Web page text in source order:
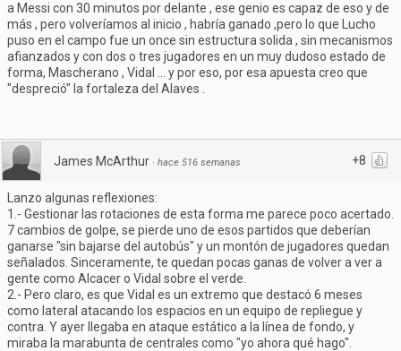
a Messi con 30 minutos por delante , ese genio es capaz de eso y de
más , pero volveríamos al inicio , habría ganado ,pero lo que Lucho
puso en el campo fue un once sin estructura solida , sin mecanismos
afianzados y con dos o tres jugadores en un muy dudoso estado de
forma, Mascherano , Vidal ... y por eso, por esa apuesta creo que
"despreció" la fortaleza del Alaves .
+8
James McArthur · hace 516 semanas
Lanzo algunas reflexiones:
1.- Gestionar las rotaciones de esta forma me parece poco acertado.
7 cambios de golpe, se pierde uno de esos partidos que deberían
ganarse "sin bajarse del autobús" y un montón de jugadores quedan
señalados. Sinceramente, te quedan pocas ganas de volver a ver a
gente como Alcacer o Vidal sobre el verde.
2.- Pero claro, es que Vidal es un extremo que destacó 6 meses
como lateral atacando los espacios en un equipo de repliegue y
contra. Y ayer llegaba en ataque estático a la línea de fondo, y
miraba la marabunta de centrales como "yo ahora qué hago".